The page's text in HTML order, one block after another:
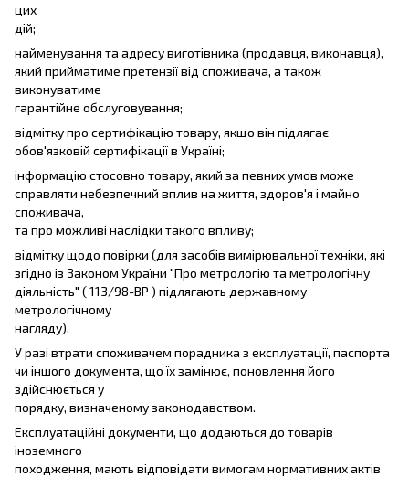
цих
дій;
найменування та адресу виготівника (продавця, виконавця),
який прийматиме претензії від споживача, а також
виконуватиме
гарантійне обслуговування;
відмітку про сертифікацію товару, якщо він підлягає
обов'язковій сертифікації в Україні;
інформацію стосовно товару, який за певних умов може
справляти небезпечний вплив на життя, здоров'я і майно
споживача,
та про можливі наслідки такого впливу;
відмітку щодо повірки (для засобів вимірювальної техніки, які
згідно із Законом України "Про метрологію та метрологічну
діяльність" ( 113/98-ВР ) підлягають державному
метрологічному
нагляду).
У разі втрати споживачем порадника з експлуатації, паспорта
чи іншого документа, що їх замінює, поновлення його
здійснюється у
порядку, визначеному законодавством.
Експлуатаційні документи, що додаються до товарів
іноземного
походження, мають відповідати вимогам нормативних актів